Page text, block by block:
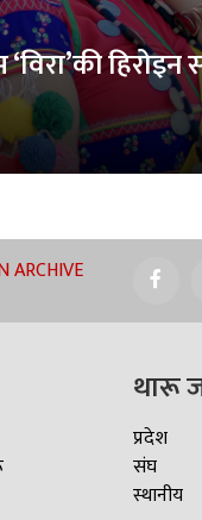
ARCHIVE
थारू
प्रदेश
संघ
स्थानीय